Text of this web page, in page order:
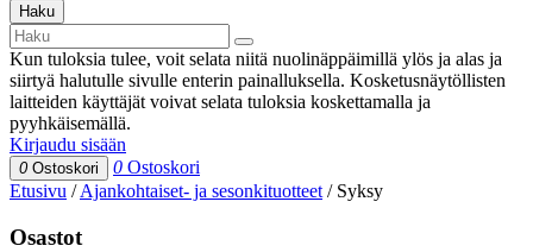
Haku
Kun tuloksia tulee, voit selata niitä nuolinäppäimillä ylös ja alas ja
siirtyä halutulle sivulle enterin painalluksella. Kosketusnäytöllisten
laitteiden käyttäjät voivat selata tuloksia koskettamalla ja
pyyhkäisemällä.
Kirjaudu sisään
0 Ostoskori 0 Ostoskori
Etusivu /Ajankohtaiset- ja sesonkituotteet / Syksy
Osastot